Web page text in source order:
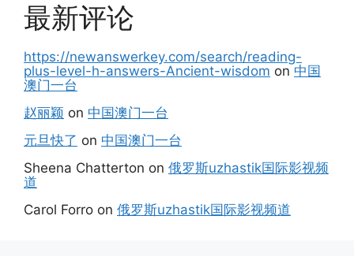
最新评论
https://newanswerkey.com/search/reading-
plus-level-h-answers-Ancient-wisdom on 中国
澳门一台
赵丽颖 on 中国澳门一台
元旦快了 on 中国澳门一台
Sheena Chatterton on 俄罗斯uzhastik国际影视频
道
Carol Forro on 俄罗斯uzhastik国际影视频道